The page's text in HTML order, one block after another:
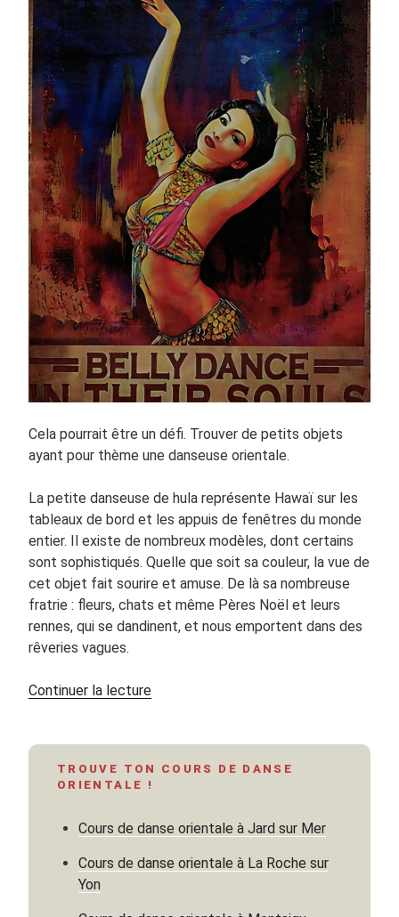
Cela pourrait être un défi. Trouver de petits objets
ayant pour thème une danseuse orientale.
La petite danseuse de hula représente Hawaï sur les
tableaux de bord et les appuis de fenêtres du monde
entier. Il existe de nombreux modèles, dont certains
sont sophistiqués. Quelle que soit sa couleur, la vue de
cet objet fait sourire et amuse. De là sa nombreuse
fratrie : fleurs, chats et même Pères Noël et leurs
rennes, qui se dandinent, et nous emportent dans des
rêveries vagues.
Continuer la lecturede
orientale »
TROUVE TON COURS DE DANSE
ORIENTALE !
Cours de danse orientale à Jard sur Mer
Cours de danse orientale à La Roche sur
Yon